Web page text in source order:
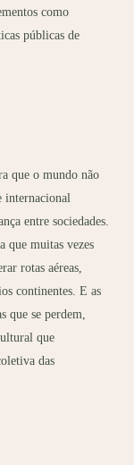
como
públicas de
que o mundo não
internacional
entre sociedades.
que muitas vezes
rotas aéreas,
continentes. E as
que se perdem,
que
das